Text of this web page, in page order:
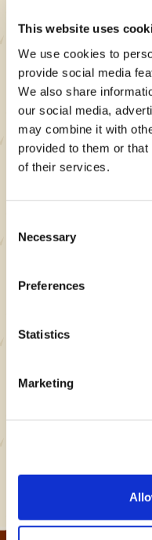
This website uses
We use cookies to
provide social media
We also share
our social media,
may combine it with
provided to them or
of their services.
Selection
Necessary
Preferences
Statistics
Marketing
¡Enfréntate a
a los Felyne!
monstruos del